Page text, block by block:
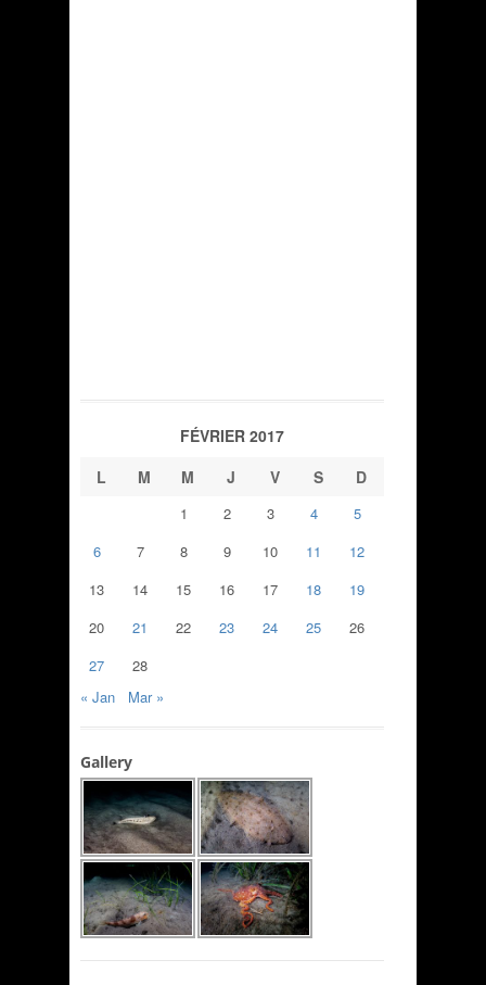
FÉVRIER 2017
L
M M J V S D
1 2 3 4
5
6
7 8 9 10 11
12
13
14 15 16 17 18
19
20
21 22 23 24 25
26
27
28
« Jan
Mar »
Gallery